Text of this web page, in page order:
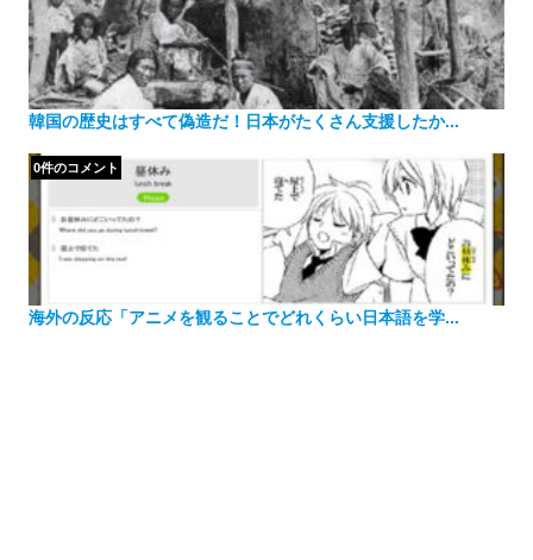
韓国の歴史はすべて偽造だ！日本がたくさん支援したか...
海外の反応「アニメを観ることでどれくらい日本語を学...
0件のコメント